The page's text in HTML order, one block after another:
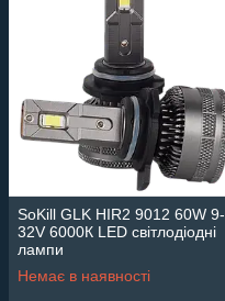
SoKill GLK HIR2 9012 60W 9-
32V 6000К LED світлодіодні
лампи
Немає в наявності